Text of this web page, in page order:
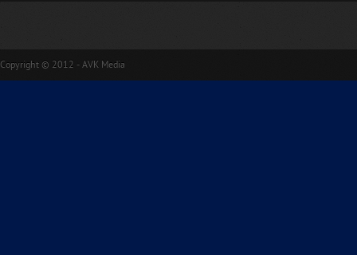
Copyright © 2012 - AVK Media